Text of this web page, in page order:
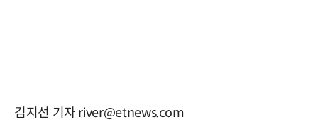
김지선 기자 river@etnews.com